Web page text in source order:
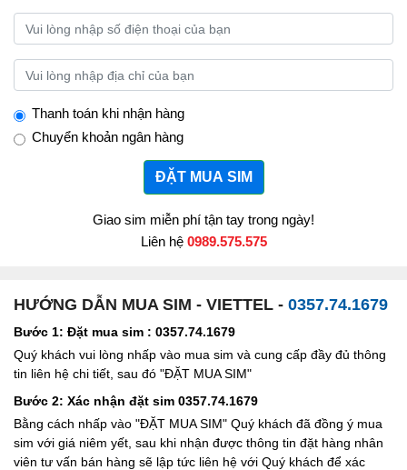
Thanh toán khi nhận hàng
Chuyển khoản ngân hàng
ĐẶT MUA SIM
Giao sim miễn phí tận tay trong ngày!
Liên hệ 0989.575.575
HƯỚNG DẪN MUA SIM - VIETTEL - 0357.74.1679
Bước 1: Đặt mua sim : 0357.74.1679
Quý khách vui lòng nhấp vào mua sim và cung cấp đầy đủ thông
tin liên hệ chi tiết, sau đó "ĐẶT MUA SIM"
Bước 2: Xác nhận đặt sim 0357.74.1679
Bằng cách nhấp vào "ĐẶT MUA SIM" Quý khách đã đồng ý mua
sim với giá niêm yết, sau khi nhận được thông tin đặt hàng nhân
viên tư vấn bán hàng sẽ lập tức liên hệ với Quý khách để xác